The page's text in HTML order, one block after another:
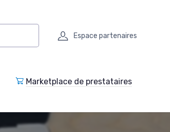
Espace partenaires
Marketplace de prestataires